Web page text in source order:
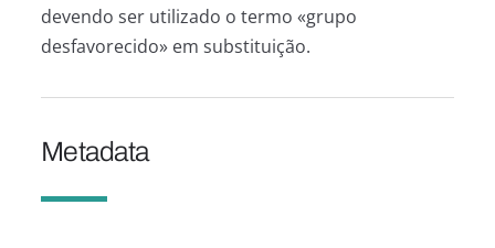
devendo ser utilizado o termo «grupo
desfavorecido» em substituição.
Metadata